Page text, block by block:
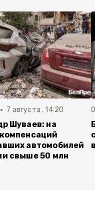
7 августа , 14:20
Шуваев: на
автомобилей
свыше 50 млн